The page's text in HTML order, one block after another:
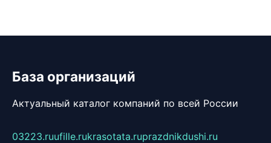
База организаций
Актуальный каталог компаний по всей России
03223.ruufille.rukrasotata.ruprazdnikdushi.ru